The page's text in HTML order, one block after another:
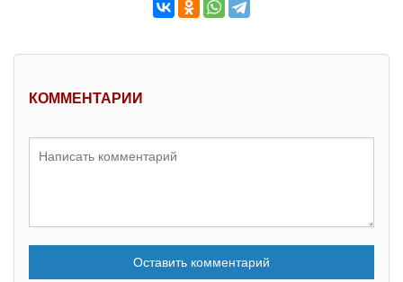
КОММЕНТАРИИ
Оставить комментарий